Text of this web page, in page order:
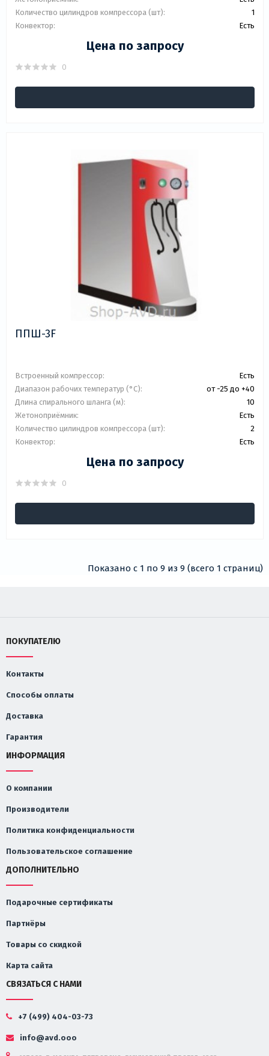
Количество цилиндров компрессора (шт):
1
Конвектор:
Есть
Цена по запросу
0
ППШ-3F
Встроенный компрессор:
Есть
Диапазон рабочих температур (°C):
от -25 до +40
Длина спирального шланга (м):
10
Жетоноприёмник:
Есть
Количество цилиндров компрессора (шт):
2
Конвектор:
Есть
Цена по запросу
0
Показано с 1 по 9 из 9 (всего 1 страниц)
ПОКУПАТЕЛЮ
Контакты
Способы оплаты
Доставка
Гарантия
ИНФОРМАЦИЯ
О компании
Производители
Политика конфиденциальности
Пользовательское соглашение
ДОПОЛНИТЕЛЬНО
Подарочные сертификаты
Партнёры
Товары со скидкой
Карта сайта
СВЯЗАТЬСЯ С НАМИ
+7 (499) 404-03-73
info@avd.ooo